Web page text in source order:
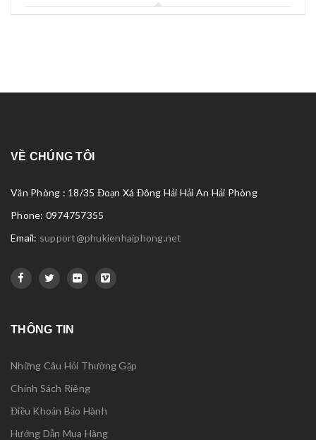
VỀ CHÚNG TÔI
Văn Phòng : 18/35 Đoạn Xá Đông Hải Hải An Hải Phòng
Phone: 0974757355
Email: support@phukienhaiphong.net
THÔNG TIN
Những Câu Hỏi Thường Gặp
Chính Sách Riêng
Điều Khoản Bảo Hành
Hướng Dẫn Mua Hàng